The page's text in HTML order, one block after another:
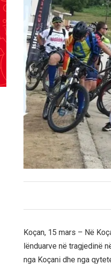
Koçan, 15 mars – Në
lënduarve në tragjedinë
nga Koçani dhe nga